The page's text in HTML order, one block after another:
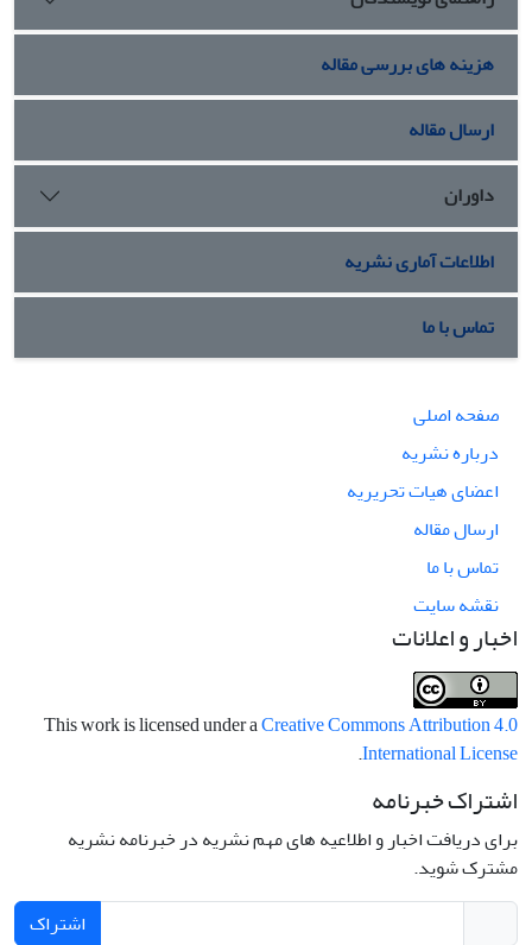
هزینه های بررسی مقاله
ارسال مقاله
داوران
اطلاعات آماری نشریه
تماس با ما
صفحه اصلی
درباره نشریه
اعضای هیات تحریریه
ارسال مقاله
تماس با ما
نقشه سایت
اخبار و اعلانات
This work is licensed under aCreative Commons Attribution 4.0
International License
.
اشتراک خبرنامه
برای دریافت اخبار و اطلاعیه های مهم نشریه در خبرنامه نشریه
مشترک شوید.
اشتراک